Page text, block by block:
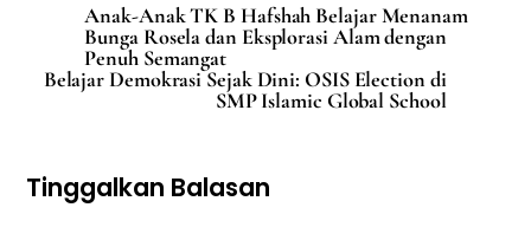
Anak-Anak TK B Hafshah Belajar Menanam
Bunga Rosela dan Eksplorasi Alam dengan
Penuh Semangat
Belajar Demokrasi Sejak Dini: OSIS Election di
SMP Islamic Global School
Tinggalkan Balasan